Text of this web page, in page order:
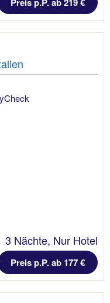
3 Nächte, Nur Hotel
Preis p.P. ab 177 €